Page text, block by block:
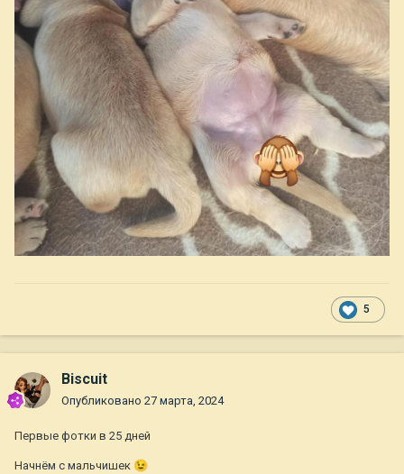
5
Biscuit
Опубликовано 27 марта, 2024
Первые фотки в 25 дней
Начнём с мальчишек 😉